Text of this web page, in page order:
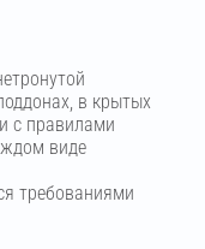
в крытых
с правилами
виде
требованиями